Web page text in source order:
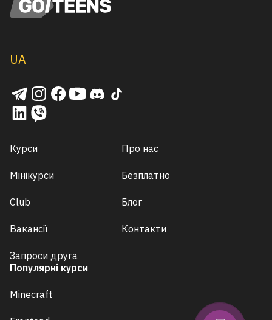
UA
Курси
Мінікурси
Club
Вакансії
Запроси друга
Про нас
Безплатно
Блог
Контакти
Популярні курси
Minecraft